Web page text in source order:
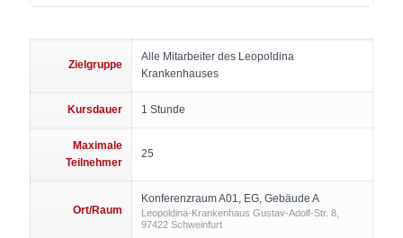
Zielgruppe
Alle Mitarbeiter des Leopoldina
Krankenhauses
Kursdauer 1 Stunde
Maximale
Teilnehmer
25
Ort/Raum
Konferenzraum A01, EG, Gebäude A
Leopoldina-Krankenhaus Gustav-Adolf-Str. 8,
97422 Schweinfurt